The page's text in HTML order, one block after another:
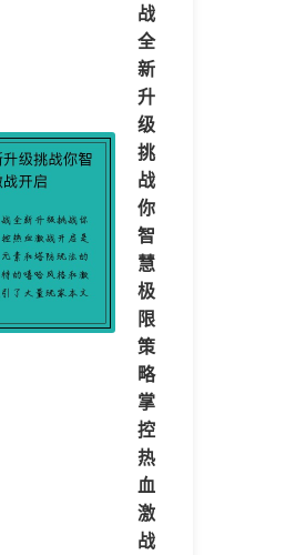
战
全
新
升
级
挑
战
你
智
慧
极
限
策
略
掌
控
热
血
激
战